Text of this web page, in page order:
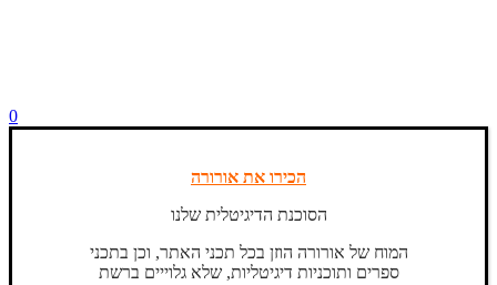
0
הכירו את אורורה
הסוכנת הדיגיטלית שלנו
המוח של אורורה הוזן בכל תכני האתר, וכן בתכני
ספרים ותוכניות דיגיטליות, שלא גלוייים ברשת